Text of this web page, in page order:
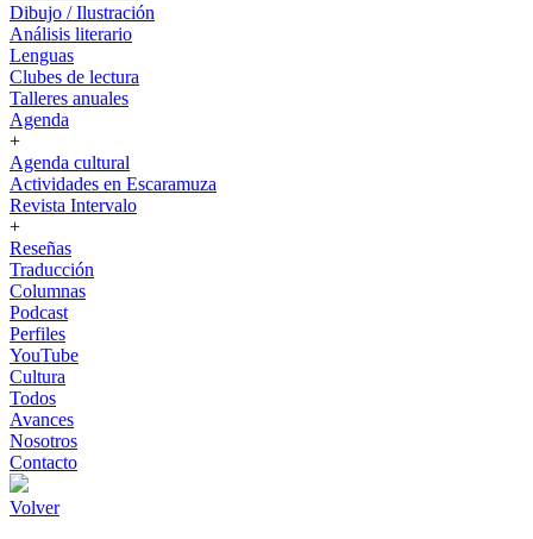
Dibujo / Ilustración
Análisis literario
Lenguas
Clubes de lectura
Talleres anuales
Agenda
+
Agenda cultural
Actividades en Escaramuza
Revista Intervalo
+
Reseñas
Traducción
Columnas
Podcast
Perfiles
YouTube
Cultura
Todos
Avances
Nosotros
Contacto
Volver